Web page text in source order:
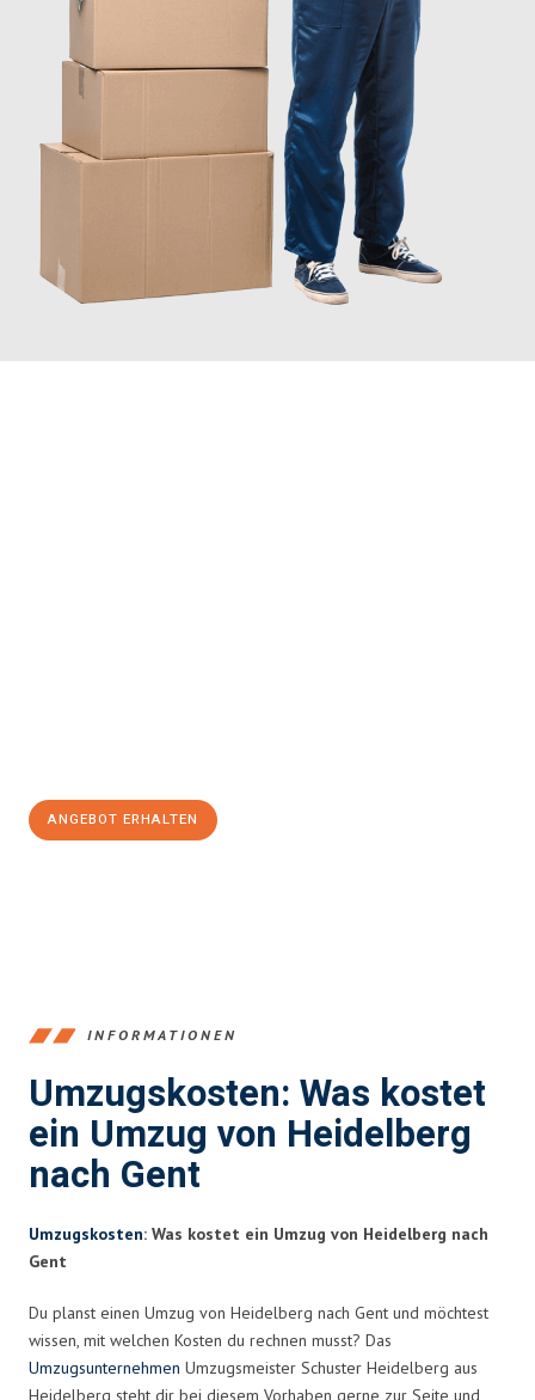
ANGEBOT ERHALTEN
INFORMATIONEN
Umzugskosten: Was kostet
ein Umzug von Heidelberg
nach Gent
Umzugskosten: Was kostet ein Umzug von Heidelberg nach
Gent
Du planst einen Umzug von Heidelberg nach Gent und möchtest
wissen, mit welchen Kosten du rechnen musst? Das
Umzugsunternehmen Umzugsmeister Schuster Heidelberg aus
Heidelberg steht dir bei diesem Vorhaben gerne zur Seite und